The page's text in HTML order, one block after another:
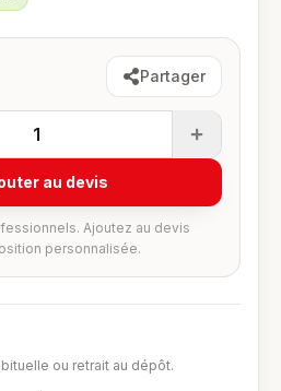
Partager
1
au devis
Ajoutez au devis
personnalisée.
ou retrait au dépôt.